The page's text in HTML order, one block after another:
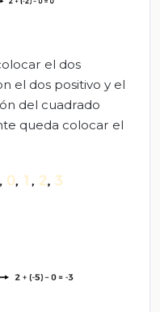
el dos
el dos positivo y el
del cuadrado
queda colocar el